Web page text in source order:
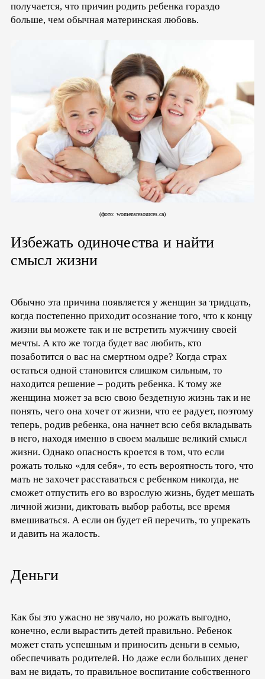
получается, что причин родить ребенка гораздо
больше, чем обычная материнская любовь.
(фото: womensresources.ca)
Избежать одиночества и найти
смысл жизни
Обычно эта причина появляется у женщин за тридцать,
когда постепенно приходит осознание того, что к концу
жизни вы можете так и не встретить мужчину своей
мечты. А кто же тогда будет вас любить, кто
позаботится о вас на смертном одре? Когда страх
остаться одной становится слишком сильным, то
находится решение – родить ребенка. К тому же
женщина может за всю свою бездетную жизнь так и не
понять, чего она хочет от жизни, что ее радует, поэтому
теперь, родив ребенка, она начнет всю себя вкладывать
в него, находя именно в своем малыше великий смысл
жизни. Однако опасность кроется в том, что если
рожать только «для себя», то есть вероятность того, что
мать не захочет расставаться с ребенком никогда, не
сможет отпустить его во взрослую жизнь, будет мешать
личной жизни, диктовать выбор работы, все время
вмешиваться. А если он будет ей перечить, то упрекать
и давить на жалость.
Деньги
Как бы это ужасно не звучало, но рожать выгодно,
конечно, если вырастить детей правильно. Ребенок
может стать успешным и приносить деньги в семью,
обеспечивать родителей. Но даже если больших денег
вам не видать, то правильное воспитание собственного